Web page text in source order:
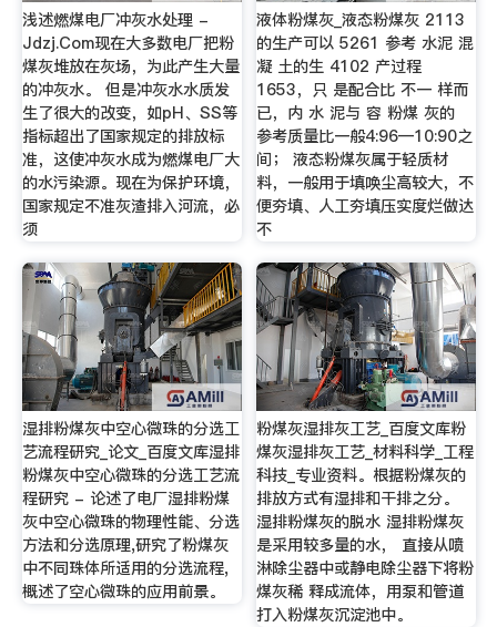
浅述燃煤电厂冲灰水处理 -
Jdzj.Com现在大多数电厂把粉
煤灰堆放在灰场，为此产生大量
的冲灰水。 但是冲灰水水质发
生了很大的改变，如pH、SS等
指标超出了国家规定的排放标
准，这使冲灰水成为燃煤电厂大
的水污染源。现在为保护环境，
国家规定不准灰渣排入河流，必
须
液体粉煤灰_液态粉煤灰 2113
的生产可以 5261 参考 水泥 混
凝 土的生 4102 产过程
1653，只 是配合比 不一 样而
已，内 水 泥与 容 粉煤 灰的
参考质量比一般4:96—10:90之
间； 液态粉煤灰属于轻质材
料，一般用于填唤尘高较大，不
便夯填、人工夯填压实度烂做达
不
湿排粉煤灰中空心微珠的分选工
艺流程研究_论文_百度文库湿排
粉煤灰中空心微珠的分选工艺流
程研究 - 论述了电厂湿排粉煤
灰中空心微珠的物理性能、分选
方法和分选原理,研究了粉煤灰
中不同珠体所适用的分选流程,
概述了空心微珠的应用前景。
粉煤灰湿排灰工艺_百度文库粉
煤灰湿排灰工艺_材料科学_工程
科技_专业资料。根据粉煤灰的
排放方式有湿排和干排之分。
湿排粉煤灰的脱水 湿排粉煤灰
是采用较多量的水， 直接从喷
淋除尘器中或静电除尘器下将粉
煤灰稀 释成流体，用泵和管道
打入粉煤灰沉淀池中。